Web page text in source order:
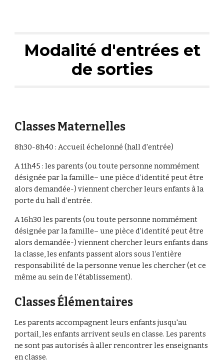
Modalité d'entrées et
de sorties
Classes Maternelles
8h30-8h40 : Accueil échelonné (hall d'entrée)
A 11h45 : les parents (ou toute personne nommément
désignée par la famille– une pièce d’identité peut être
alors demandée-) viennent chercher leurs enfants à la
porte du hall d’entrée.
A 16h30 les parents (ou toute personne nommément
désignée par la famille– une pièce d’identité peut être
alors demandée-) viennent chercher leurs enfants dans
la classe, les enfants passent alors sous l‘entière
responsabilité de la personne venue les chercher (et ce
même au sein de l’établissement).
ClassesÉlémentaires
Les parents accompagnent leurs enfants jusqu'au
portail, les enfants arrivent seuls en classe. Les parents
ne sont pas autorisés à aller rencontrer les enseignants
en classe.